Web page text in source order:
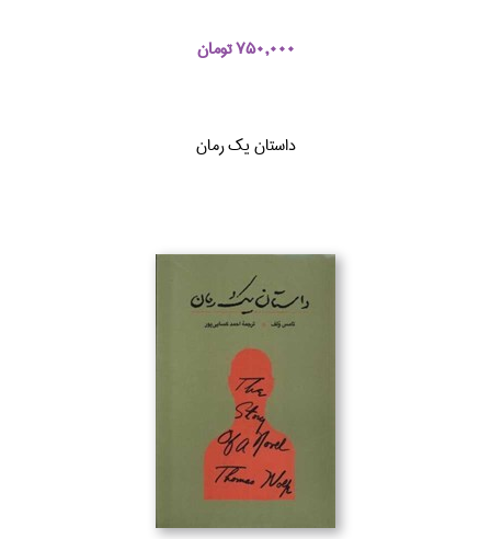
750,000 تومان
داستان يك رمان